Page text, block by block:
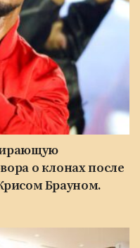
о клонах после
Брауном.